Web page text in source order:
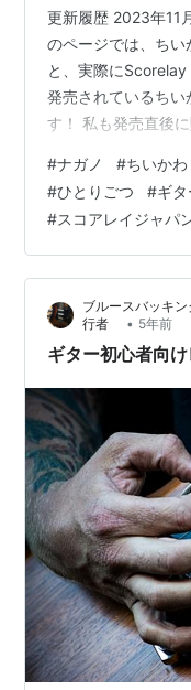
更新履歴 2023年11
のページでは、ち
と、実際に
発売されているちい
す！ 私も発売直後
メです😊 ちいかわ
わピック／
かわ ギターにまつ
【2021/4/12】 まさ
きたとは…😮🎸 そ
#ナガノ #ちいかわ
#ひとりごつ #ギタ
#スコアレイジャパ
ブルースバッキ
行者
• 5年前
ギター初心者向